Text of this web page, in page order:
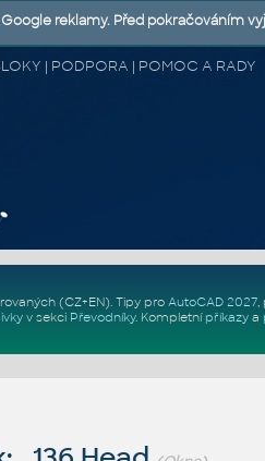
| PODPORA | POMOC A RADY
(CZ+EN). Tipy pro AutoCAD 2027,
v sekci Převodníky. Kompletní příkazya
reklamy. Před pokračováním